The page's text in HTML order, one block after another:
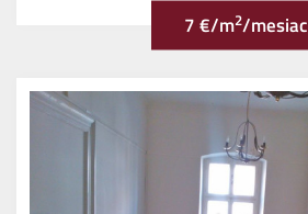
7 €/m2/mesiac